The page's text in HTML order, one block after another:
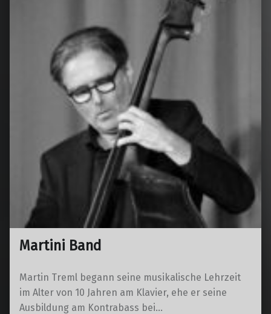
Martini Band
Martin Treml begann seine musikalische Lehrzeit
im Alter von 10 Jahren am Klavier, ehe er seine
Ausbildung am Kontrabass bei…